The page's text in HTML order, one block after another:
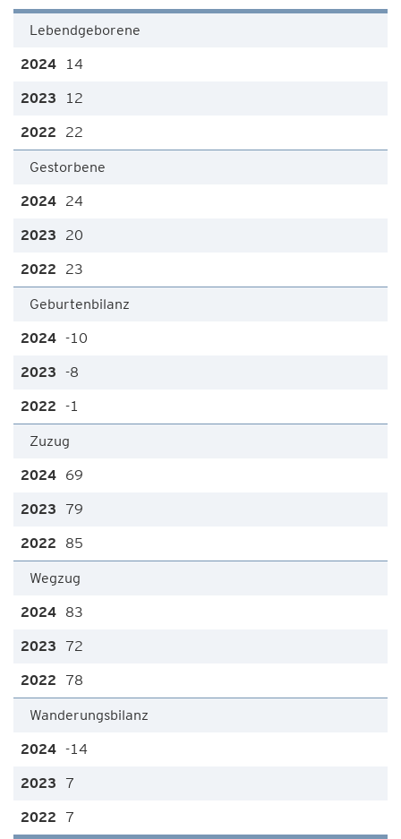
Lebendgeborene
14
12
22
Gestorbene
24
20
23
Geburtenbilanz
-10
-8
-1
Zuzug
69
79
85
Wegzug
83
72
78
Wanderungsbilanz
-14
7
7